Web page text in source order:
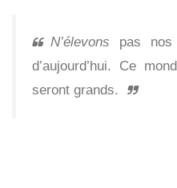
N’élevons pas nos
d’aujourd’hui. Ce
seront grands.